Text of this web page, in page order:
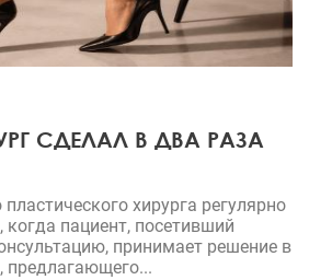
СДЕЛАЛ В ДВА РАЗА
хирурга регулярно
когда пациент, посетивший
принимает решение в
предлагающего...